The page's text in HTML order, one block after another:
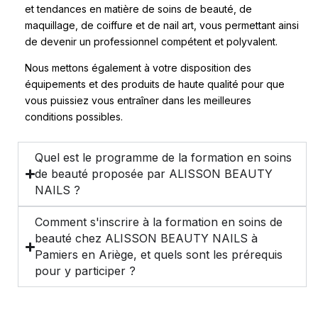
et tendances en matière de soins de beauté, de
maquillage, de coiffure et de nail art, vous permettant ainsi
de devenir un professionnel compétent et polyvalent.
Nous mettons également à votre disposition des
équipements et des produits de haute qualité pour que
vous puissiez vous entraîner dans les meilleures
conditions possibles.
Quel est le programme de la formation en soins
de beauté proposée par ALISSON BEAUTY
NAILS ?
Comment s'inscrire à la formation en soins de
beauté chez ALISSON BEAUTY NAILS à
Pamiers en Ariège, et quels sont les prérequis
pour y participer ?